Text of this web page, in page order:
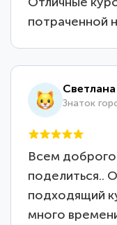
потраченной
Знаток
Всем
поделиться..
подходящий
много